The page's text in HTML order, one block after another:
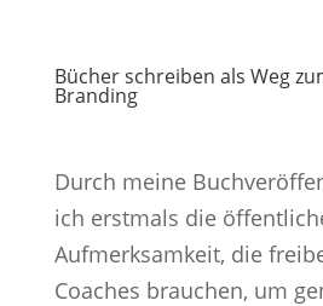
Bücher schreiben als Weg
Branding
Durch meine
ich erstmals die
Aufmerksamkeit, die
Coaches brauchen, um